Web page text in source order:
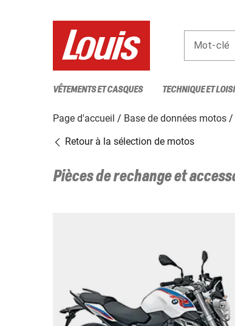
Mot-clé
VÊTEMENTS ET CASQUES TECHNIQUE ET
Page d'accueil Base de données motos
Retour à la sélection de motos
Pièces de rechange et